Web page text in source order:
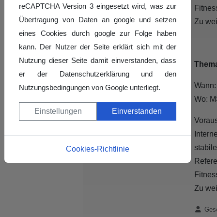
für Jugendtanzen
Schulsport
Kinder- und
Jugendschutz
Zu
Wo:
Zu
Details
reCAPTCHA Version 3 eingesetzt wird, was zur
Übertragung von Daten an google und setzen
eines Cookies durch google zur Folge haben
kann. Der Nutzer der Seite erklärt sich mit der
Nutzung dieser Seite damit einverstanden, dass
er der Datenschutzerklärung und den
Nutzungsbedingungen von Google unterliegt.
Einstellungen Einverstanden
Cookies-Richtlinie